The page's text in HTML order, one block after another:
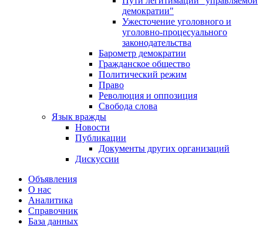
демократии"
Ужесточение уголовного и
уголовно-процесуального
законодательства
Барометр демократии
Гражданское общество
Политический режим
Право
Революция и оппозиция
Свобода слова
Язык вражды
Новости
Публикации
Документы других организаций
Дискуссии
Объявления
О нас
Аналитика
Справочник
База данных